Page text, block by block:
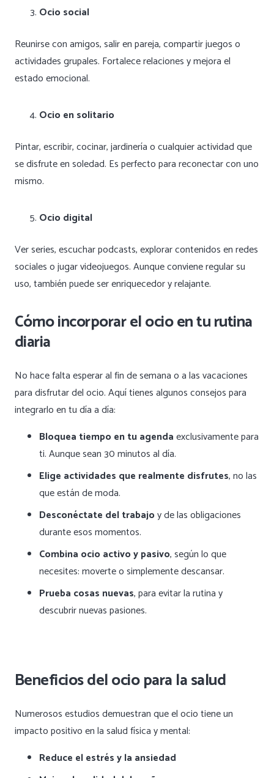
Ocio social
Reunirse con amigos, salir en pareja, compartir juegos o
actividades grupales. Fortalece relaciones y mejora el
estado emocional.
Ocio en solitario
Pintar, escribir, cocinar, jardinería o cualquier actividad que
se disfrute en soledad. Es perfecto para reconectar con uno
mismo.
Ocio digital
Ver series, escuchar podcasts, explorar contenidos en redes
sociales o jugar videojuegos. Aunque conviene regular su
uso, también puede ser enriquecedor y relajante.
Cómo incorporar el ocio en tu rutina
diaria
No hace falta esperar al fin de semana o a las vacaciones
para disfrutar del ocio. Aquí tienes algunos consejos para
integrarlo en tu día a día:
Bloquea tiempo en tu agendaexclusivamente para
ti. Aunque sean 30 minutos al día.
Elige actividades que realmente disfrutes, no las
que están de moda.
Desconéctate del trabajoy de las obligaciones
durante esos momentos.
Combina ocio activo y pasivo, según lo que
necesites: moverte o simplemente descansar.
Prueba cosas nuevas, para evitar la rutina y
descubrir nuevas pasiones.
Beneficios del ocio para la salud
Numerosos estudios demuestran que el ocio tiene un
impacto positivo en la salud física y mental:
Reduce el estrés y la ansiedad